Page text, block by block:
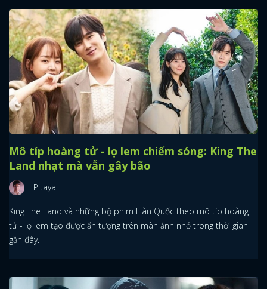
Mô típ hoàng tử - lọ lem chiếm sóng: King The
Land nhạt mà vẫn gây bão
Pitaya
King The Land và những bộ phim Hàn Quốc theo mô típ hoàng
tử - lọ lem tạo được ấn tượng trên màn ảnh nhỏ trong thời gian
gần đây.